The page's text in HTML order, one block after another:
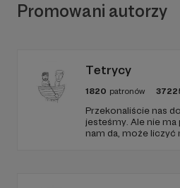
Promowani autorzy
Tetrycy
1820 patronów
Przekonaliście nas
jesteśmy. Ale nie
nam da, może liczyć